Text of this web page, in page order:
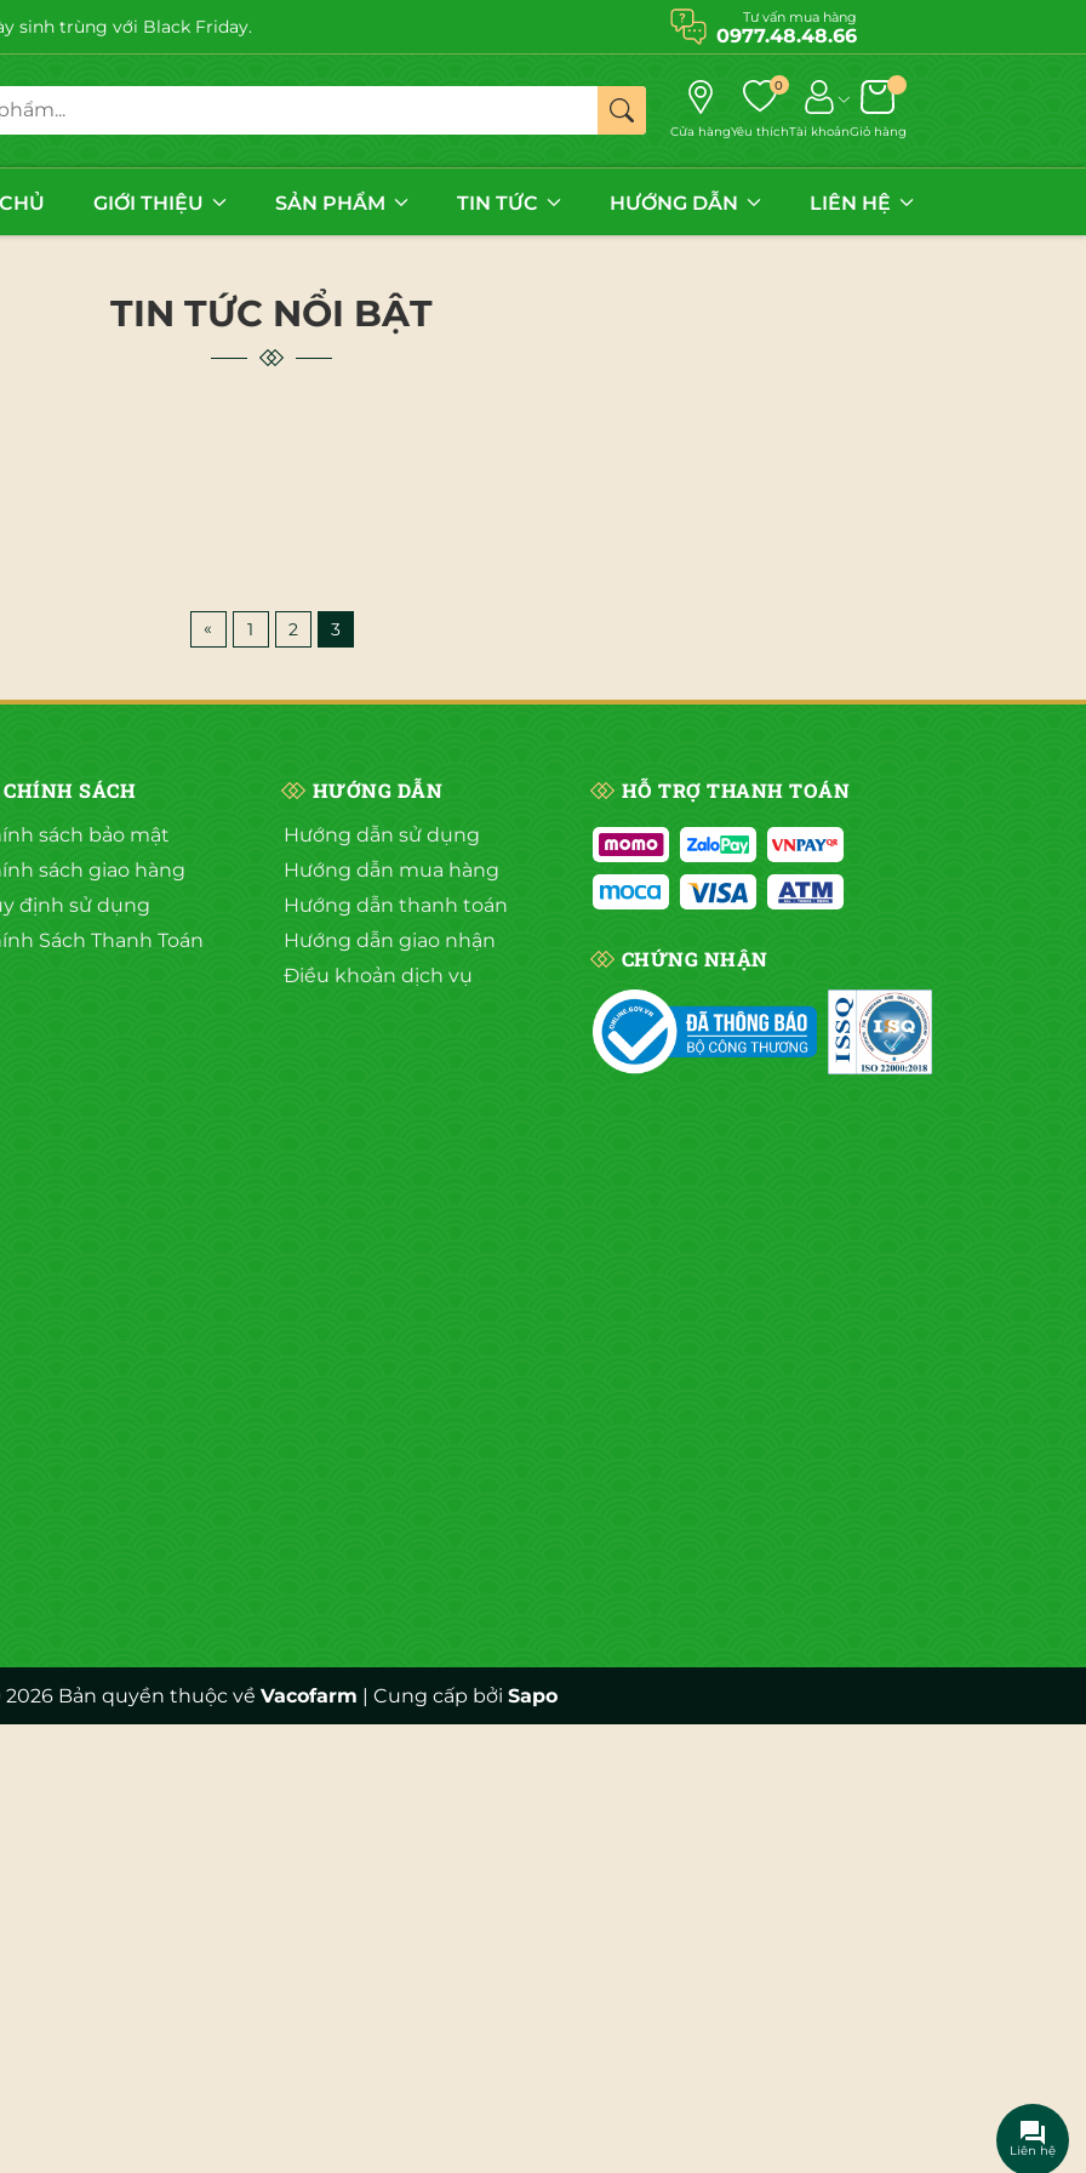
sinh trùng với Black Friday. Tư vấn mua hàng
0977.48.48.66
Cửa hàng
0
Yêu thíchTài khoảnGiỏ hàng
GIỚI THIỆU SẢN PHẨM TIN TỨC HƯỚNG DẪN LIÊN HỆ
TIN TỨC NỔI BẬT
« 1 2 3
CHÍNH SÁCH
sách bảo mật
sách giao hàng
định sử dụng
Sách Thanh Toán
HƯỚNG DẪN
Hướng dẫn sử dụng
Hướng dẫn mua hàng
Hướng dẫn thanh toán
Hướng dẫn giao nhận
Điều khoản dịch vụ
HỖ TRỢ THANH TOÁN
CHỨNG NHẬN
2026 Bản quyền thuộc về Vacofarm | Cung cấp bởi Sapo
Liên hệ